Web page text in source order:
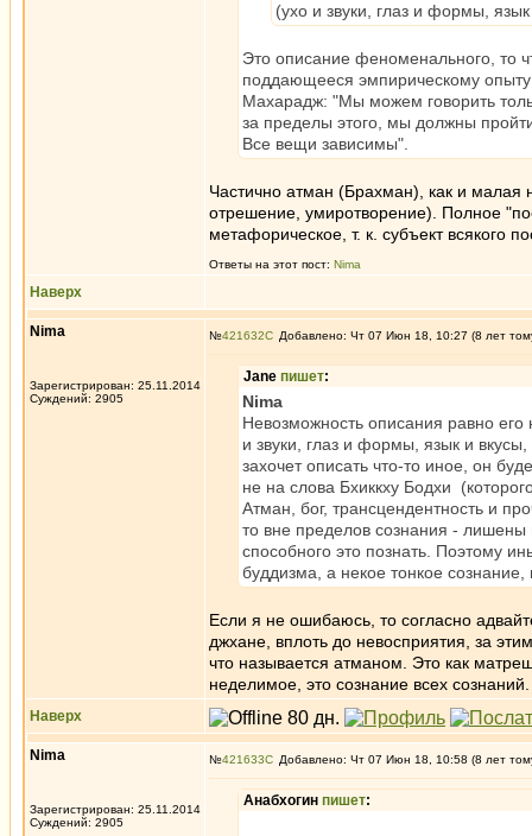
(ухо и звуки, глаз и формы,
Это описание феноменального, то
поддающееся эмпирическому опыту
Махарадж: "Мы можем говорить
за пределы этого, мы должны
Все вещи зависимы".
Частично атман (Брахман), как и малая
отрешение, умиротворение). Полное
метафорическое, т. к. субъект всякого
Ответы на этот пост: Nima
Наверх
Nima
Зарегистрирован: 25.11.2014
Суждений: 2905
№421632 Добавлено: Чт 07 Июн 18, 10:27 (8 лет
Jane пишет:
Nima
Невозможность описания равно
и звуки, глаз и формы, язык и
захочет описать что-то иное, он
не на слова Бхиккху Бодхи
Атман, бог, трансцендентность и
то вне пределов сознания - лишены
способного это познать. Поэтому
буддизма, а некое тонкое
Если я не ошибаюсь, то согласно
джхане, вплоть до невосприятия, за
что называется атманом. Это как
неделимое, это сознание всех
Наверх
Nima
Зарегистрирован: 25.11.2014
Суждений: 2905
№421633 Добавлено: Чт 07 Июн 18, 10:58 (8 лет
Анабхогин пишет: